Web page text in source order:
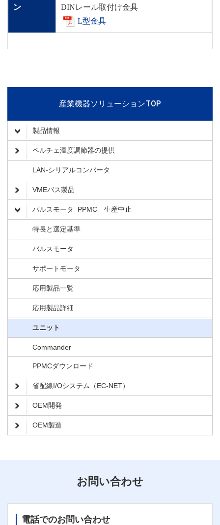
ン
DINレール取付け金具
L型金具
産業機器ソリューションTOP
製品情報
ペルチェ温度調節器の提供
LAN-シリアルコンバータ
VMEバス製品
パルスモータ_PPMC 生産中止
特長と選定基準
バルスモータ
サポートモータ
応用製品一覧
応用製品詳細
ユニット
Commander
PPMCダウンロード
省配線I/Oシステム（EC-NET）
OEM開発
OEM製造
お問い合わせ
電話でのお問い合わせ